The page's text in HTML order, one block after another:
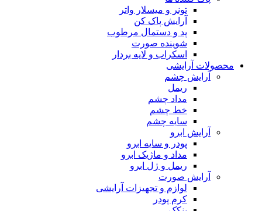
تونر و میسلار واتر
آرایش پاک کن
پد و دستمال مرطوب
شوینده صورت
اسکراب و لایه بردار
محصولات آرایشی
آرایش چشم
ریمل
مداد چشم
خط چشم
سایه چشم
آرایش ابرو
پودر و سایه ابرو
مداد و ماژیک ابرو
ریمل و ژل ابرو
آرایش صورت
لوازم و تجهیزات آرایشی
کرم پودر